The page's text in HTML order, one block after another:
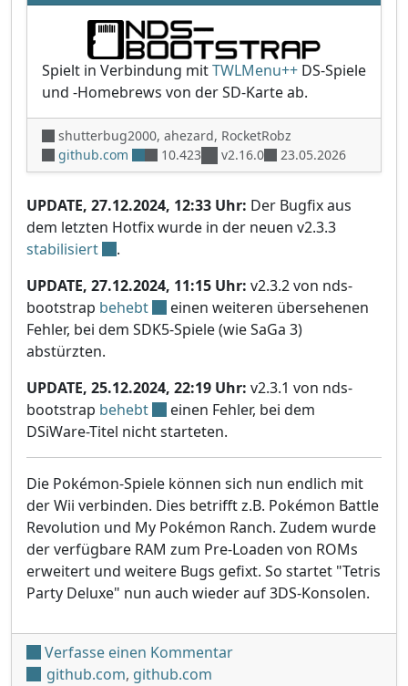
Spielt in Verbindung mitTWLMenu++ DS-Spiele
und -Homebrews von der SD-Karte ab.
shutterbug2000, ahezard, RocketRobz
github.com
10.423 v2.16.0 23.05.2026
UPDATE, 27.12.2024, 12:33 Uhr: Der Bugfix aus
dem letzten Hotfix wurde in der neuen v2.3.3
stabilisiert
.
UPDATE, 27.12.2024, 11:15 Uhr: v2.3.2 von nds-
bootstrap behebt
einen weiteren übersehenen
Fehler, bei dem SDK5-Spiele (wie SaGa 3)
abstürzten.
UPDATE, 25.12.2024, 22:19 Uhr: v2.3.1 von nds-
bootstrap behebt
einen Fehler, bei dem
DSiWare-Titel nicht starteten.
Die Pokémon-Spiele können sich nun endlich mit
der Wii verbinden. Dies betrifft z.B. Pokémon Battle
Revolution und My Pokémon Ranch. Zudem wurde
der verfügbare RAM zum Pre-Loaden von ROMs
erweitert und weitere Bugs gefixt. So startet "Tetris
Party Deluxe" nun auch wieder auf 3DS-Konsolen.
Verfasse einen Kommentarunter 'TWiLight Menu++
github.com, github.com